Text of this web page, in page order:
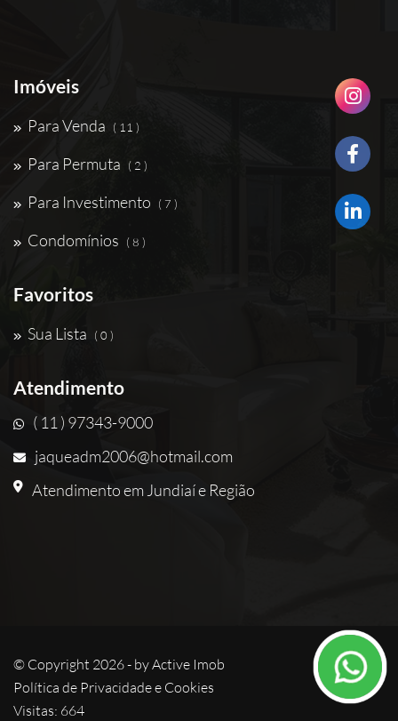
Imóveis
Para Venda ( 11 )
Para Permuta ( 2 )
Para Investimento ( 7 )
Condomínios ( 8 )
Favoritos
Sua Lista ( 0 )
Atendimento
( 11 ) 97343-9000
jaqueadm2006@hotmail.com
Atendimento em Jundiaí e Região
© Copyright 2026 - byActive Imob
Política de Privacidade e Cookies
Visitas: 664